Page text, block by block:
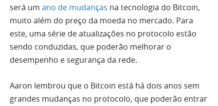
será um ano de mudanças na tecnologia do Bitcoin,
muito além do preço da moeda no mercado. Para
este, uma série de atualizações no protocolo estão
sendo conduzidas, que poderão melhorar o
desempenho e segurança da rede.
Aaron lembrou que o Bitcoin está há dois anos sem
grandes mudanças no protocolo, que poderão entrar